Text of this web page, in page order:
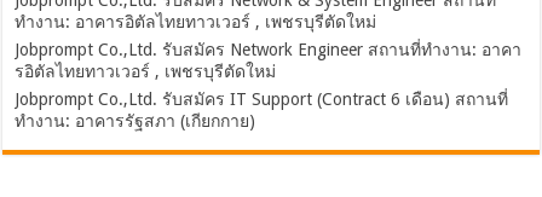
ทำงาน: อาคารอิตัลไทยทาวเวอร์ , เพชรบุรีตัดใหม่
Jobprompt Co.,Ltd. รับสมัคร Network Engineer สถานที่ทำงาน: อาคา
รอิตัลไทยทาวเวอร์ , เพชรบุรีตัดใหม่
Jobprompt Co.,Ltd. รับสมัคร IT Support (Contract 6 เดือน) สถานที่
ทำงาน: อาคารรัฐสภา (เกียกกาย)